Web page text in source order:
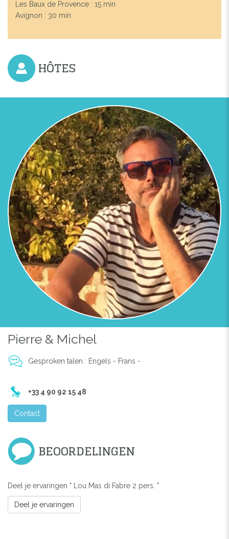
Previous Next
Les Baux de Provence : 15 min
Avignon : 30 min
HÔTES
Pierre & Michel
Gesproken talen : Engels - Frans -
+33 4 90 92 15 48
Contact
BEOORDELINGEN
Deel je ervaringen " Lou Mas di Fabre 2 pers. "
Deel je ervaringen